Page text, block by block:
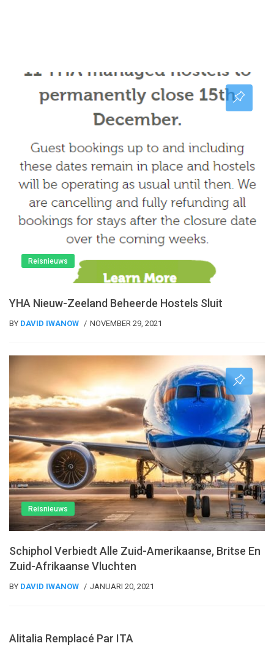
Reisnieuws
YHA Nieuw-Zeeland Beheerde Hostels Sluit
BY DAVID IWANOW NOVEMBER 29, 2021
Reisnieuws
Schiphol Verbiedt Alle Zuid-Amerikaanse, Britse En
Zuid-Afrikaanse Vluchten
BY DAVID IWANOW JANUARI 20, 2021
Alitalia Remplacé Par ITA